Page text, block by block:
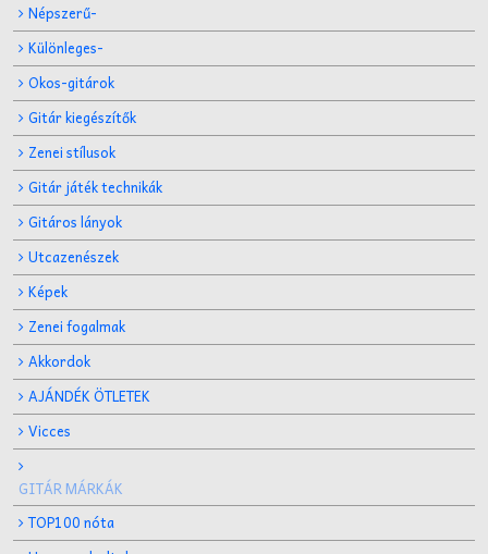
Népszerű-
Különleges-
Okos-gitárok
Gitár kiegészítők
Zenei stílusok
Gitár játék technikák
Gitáros lányok
Utcazenészek
Képek
Zenei fogalmak
Akkordok
AJÁNDÉK ÖTLETEK
Vicces
GITÁR MÁRKÁK
TOP100 nóta